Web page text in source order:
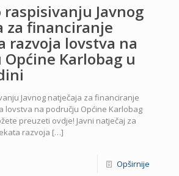
raspisivanju Javnog
za financiranje
razvoja lovstva na
Karlobag u
Javnog natječaja za financiranje
lovstva na području Općine Karlobag
preuzeti ovdje! Javni natječaj za
razvoja […]
Opširnije